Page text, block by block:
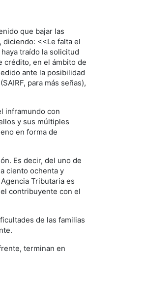
que bajar las
diciendo: <<Le falta el
traído la solicitud
crédito, en el ámbito de
ante la posibilidad
para más señas),
inframundo con
y sus múltiples
en forma de
Es decir, del uno de
ciento ochenta y
Tributaria es
contribuyente con el
de las familias
terminan en